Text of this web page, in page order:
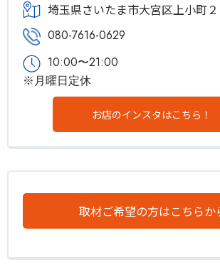
埼玉県さいたま市大宮区上小町２
080-7616-0629
10:00〜21:00
※月曜日定休
お店のインスタはこちら！
取材ご希望の方はこちらか